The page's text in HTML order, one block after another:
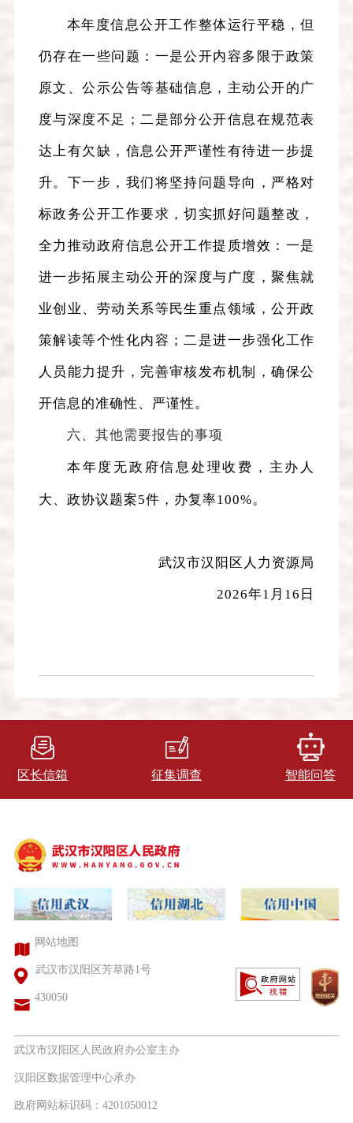
本年度信息公开工作整体运行平稳，但
仍存在一些问题：一是公开内容多限于政策
原文、公示公告等基础信息，主动公开的广
度与深度不足；二是部分公开信息在规范表
达上有欠缺，信息公开严谨性有待进一步提
升。下一步，我们将坚持问题导向，严格对
标政务公开工作要求，切实抓好问题整改，
全力推动政府信息公开工作提质增效：一是
进一步拓展主动公开的深度与广度，聚焦就
业创业、劳动关系等民生重点领域，公开政
策解读等个性化内容；二是进一步强化工作
人员能力提升，完善审核发布机制，确保公
开信息的准确性、严谨性。
六、其他需要报告的事项
本年度无政府信息处理收费 ，主办 人
大、政协议题案5件， 办复率100%。
武汉市汉阳区人力资源局
2026年1 月 16 日
区长信箱 征集调查 智能问答
网站地图
武汉市汉阳区芳草路1号
430050
武汉市汉阳区人民政府办公室主办
汉阳区数据管理中心承办
政府网站标识码：4201050012